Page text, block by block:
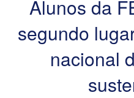
Alunos da
segundo
nacional